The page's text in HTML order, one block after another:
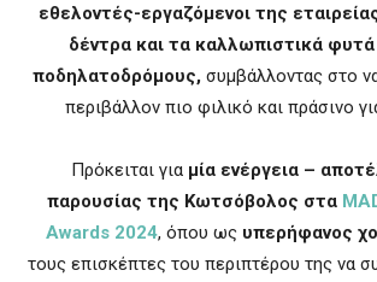
εθελοντές-εργαζόμενοι της
δέντρα και τα καλλωπιστικά
ποδηλατοδρόμους, συμβάλλοντας στο
περιβάλλον πιο φιλικό και πράσινο
Πρόκειται για μία ενέργεια –
παρουσίας της Κωτσόβολος στα
Awards 2024, όπου ως υπερήφανος
τους επισκέπτες του περιπτέρου της να